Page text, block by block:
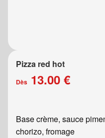
Pizza red hot
Dès 13.00 €
Base crème, sauce
chorizo, fromage